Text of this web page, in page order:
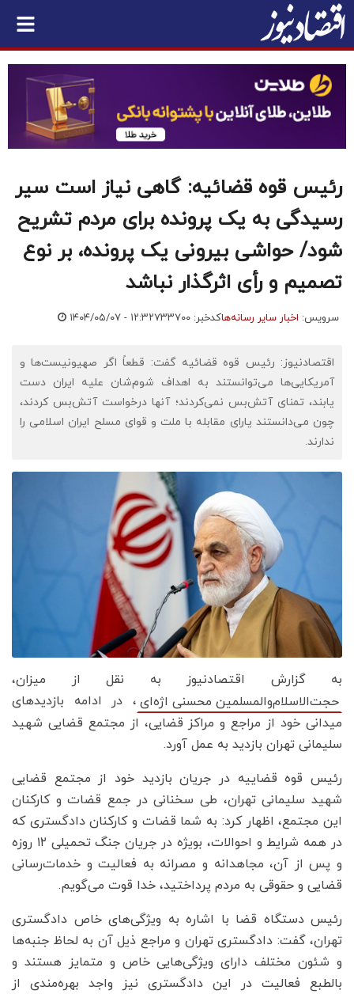
رئیس قوه قضائیه: گاهی نیاز است سیر
رسیدگی به یک پرونده برای مردم تشریح
شود/ حواشی بیرونی یک پرونده، بر نوع
تصمیم و رأی اثرگذار نباشد
سرویس: اخبار سایر رسانه‌هاکدخبر: ۷۳۳۷۰۰ ۱۴۰۴/۰۵/۰۷ - ۱۲:۳۲
اقتصادنیوز: رئیس قوه قضائیه گفت: قطعاً اگر صهیونیست‌ها و
آمریکایی‌ها می‌توانستند به اهداف شوم‌شان علیه ایران دست
یابند، تمنای آتش‌بس نمی‌کردند؛ آنها درخواست آتش‌بس کردند،
چون می‌دانستند یارای مقابله با ملت و قوای مسلح ایران اسلامی را
ندارند.
به گزارش اقتصادنیوز به نقل از میزان،
حجت‌الاسلام‌والمسلمین محسنی اژه‌ای ، در ادامه بازدید‌های
میدانی خود از مراجع و مراکز قضایی، از مجتمع قضایی شهید
سلیمانی تهران بازدید به عمل آورد.
رئیس قوه قضاییه در جریان بازدید خود از مجتمع قضایی
شهید سلیمانی تهران، طی سخنانی در جمع قضات و کارکنان
این مجتمع، اظهار کرد: به شما قضات و کارکنان دادگستری که
در همه شرایط و احوالات، بویژه در جریان جنگ تحمیلی ۱۲ روزه
و پس از آن، مجاهدانه و مصرانه به فعالیت و خدمات‌رسانی
قضایی و حقوقی به مردم پرداختید، خدا قوت می‌گویم.
رئیس دستگاه قضا با اشاره به ویژگی‌های خاص دادگستری
تهران، گفت: دادگستری تهران و مراجع ذیل آن به لحاظ جنبه‌ها
و شئون مختلف دارای ویژگی‌هایی خاص و متمایز هستند و
بالطبع فعالیت در این دادگستری نیز واجد بهره‌مندی از